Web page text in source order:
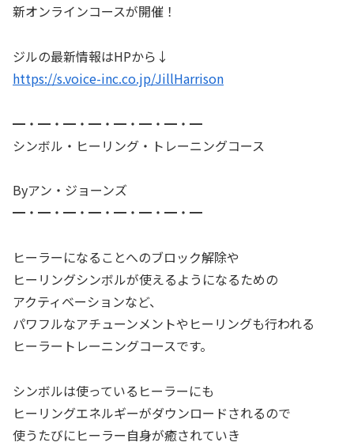
新オンラインコースが開催！
ジルの最新情報はHPから↓
https://s.voice-inc.co.jp/JillHarrison
━・━・━・━・━・━・━・━
シンボル・ヒーリング・トレーニングコース
Byアン・ジョーンズ
━・━・━・━・━・━・━・━
ヒーラーになることへのブロック解除や
ヒーリングシンボルが使えるようになるための
アクティベーションなど、
パワフルなアチューンメントやヒーリングも行われる
ヒーラートレーニングコースです。
シンボルは使っているヒーラーにも
ヒーリングエネルギーがダウンロードされるので
使うたびにヒーラー自身が癒されていき